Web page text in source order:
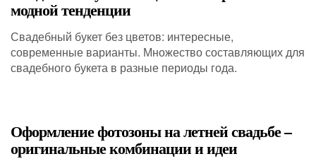
модной тенденции
Свадебный букет без цветов: интересные,
современные варианты. Множество составляющих для
свадебного букета в разные периоды года.
Оформление фотозоны на летней свадьбе –
оригинальные комбинации и идеи